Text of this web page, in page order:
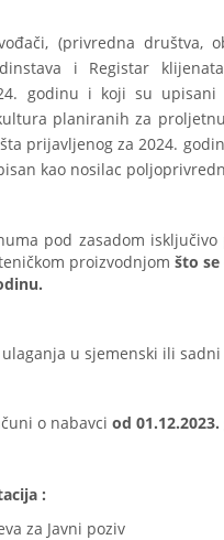
(privredna društva,
i Registar
godinu i koji su upisani
planiranih za
prijavljenog za 2024.
kao nosilac
pod zasadom
proizvodnjom što
u sjemenski ili
o nabavci od
:
za Javni poziv